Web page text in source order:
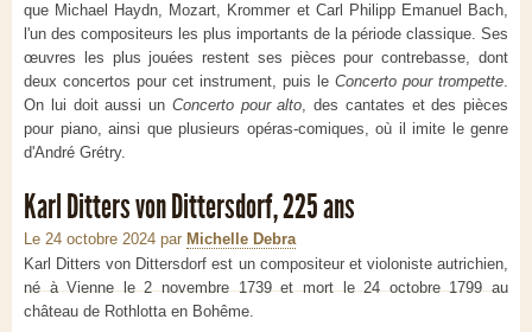
que Michael Haydn, Mozart, Krommer et Carl Philipp Emanuel Bach,
l'un des compositeurs les plus importants de la période classique. Ses
œuvres les plus jouées restent ses pièces pour contrebasse, dont
deux concertos pour cet instrument, puis le Concerto pour trompette.
On lui doit aussi un Concerto pour alto, des cantates et des pièces
pour piano, ainsi que plusieurs opéras-comiques, où il imite le genre
d'André Grétry.
Karl Ditters von Dittersdorf, 225 ans
Le 24 octobre 2024 par Michelle Debra
Karl Ditters von Dittersdorf est un compositeur et violoniste autrichien,
né à Vienne le 2 novembre 1739 et mort le 24 octobre 1799 au
château de Rothlotta en Bohême.